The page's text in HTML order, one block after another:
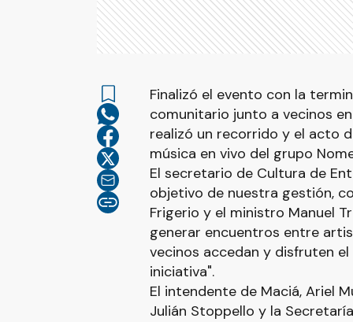
Finalizó el evento con la
comunitario junto a vecinos
realizó un recorrido y el acto
música en vivo del grupo
El secretario de Cultura de
objetivo de nuestra gestión,
Frigerio y el ministro Manuel
generar encuentros entre
vecinos accedan y disfruten
iniciativa".
El intendente de Maciá, Ariel
Julián Stoppello y la